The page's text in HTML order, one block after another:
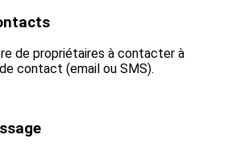
de propriétaires à contacter à
contact (email ou SMS).